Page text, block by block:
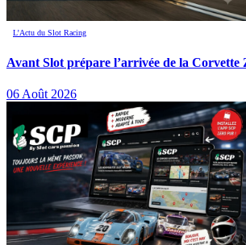
L’Actu du Slot Racing
Avant Slot prépare l’arrivée de la Corvette
06 Août 2026